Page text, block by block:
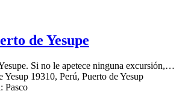
de Yesupe
Si no le apetece ninguna excursión,…
Yesup 19310, Perú, Puerto de Yesup
: Pasco